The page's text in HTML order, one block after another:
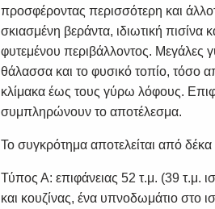
προσφέροντας περισσότερη και
σκιασμένη βεράντα, ιδιωτική
φυτεμένου περιβάλλοντος. Μεγάλες
θάλασσα και το φυσικό τοπίο, τόσο
κλίμακα έως τους γύρω λόφους.
συμπληρώνουν το αποτέλεσμα.
Το συγκρότημα αποτελείται από δέκα
Τύπος Α: επιφάνειας 52 τ.μ. (39 τ.μ.
και κουζίνας, ένα υπνοδωμάτιο στο